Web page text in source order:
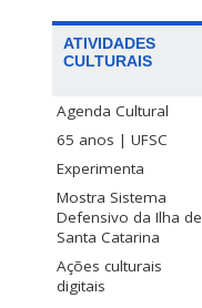
ATIVIDADES
CULTURAIS
Agenda Cultural
65 anos | UFSC
Experimenta
Mostra Sistema
Defensivo da Ilha de
Santa Catarina
Ações culturais
digitais